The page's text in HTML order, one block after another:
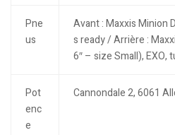
Pne
us
Avant : Maxxis Minion
s ready / Arrière :
6″ – size Small), EXO,
Pot
enc
e
Cannondale 2, 6061